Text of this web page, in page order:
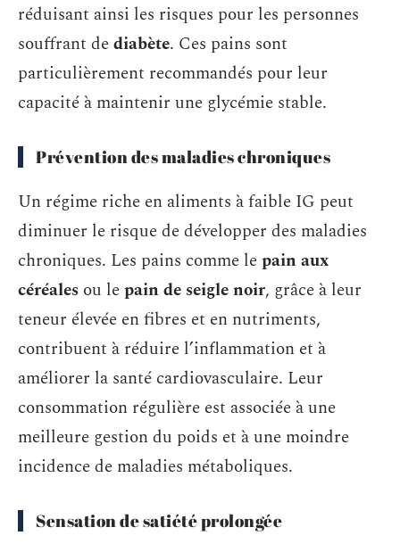
réduisant ainsi les risques pour les personnes
souffrant dediabète. Ces pains sont
particulièrement recommandés pour leur
capacité à maintenir une glycémie stable.
Prévention des maladies chroniques
Un régime riche en aliments à faible IG peut
diminuer le risque de développer des maladies
chroniques. Les pains comme lepain aux
céréales ou lepain de seigle noir, grâce à leur
teneur élevée en fibres et en nutriments,
contribuent à réduire l’inflammation et à
améliorer la santé cardiovasculaire. Leur
consommation régulière est associée à une
meilleure gestion du poids et à une moindre
incidence de maladies métaboliques.
Sensation de satiété prolongée